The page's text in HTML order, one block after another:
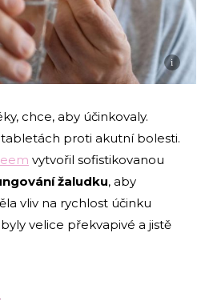
i
chce, aby účinkovaly.
proti akutní bolesti.
vytvořil sofistikovanou
žaludku, aby
vliv na rychlost účinku
velice překvapivé a jistě